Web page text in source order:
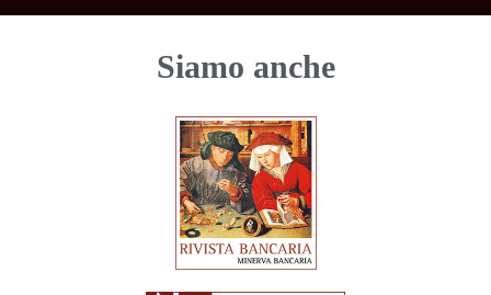
Siamo anche